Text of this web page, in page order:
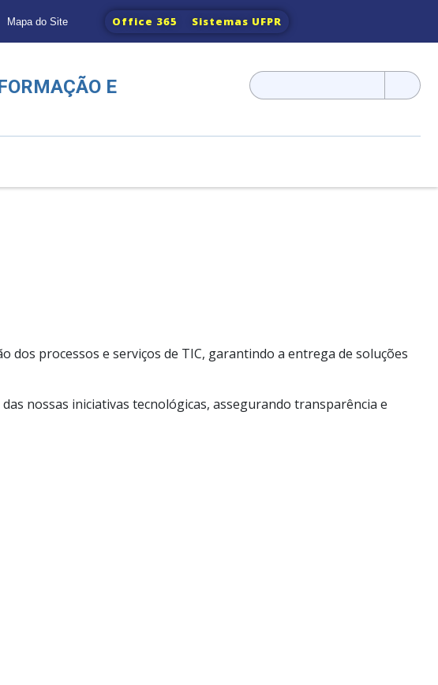
Mapa do Site Office 365 Sistemas UFPR
E
Pesquisar
por:
dos processos e serviços de TIC, garantindo a entrega de soluções
nossas iniciativas tecnológicas, assegurando transparência e